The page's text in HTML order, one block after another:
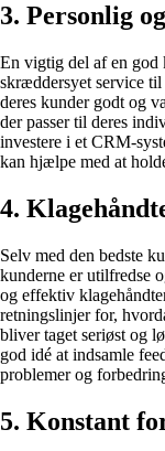
3. Personlig
En vigtig del af en god
skræddersyet service
deres kunder godt og
der passer til deres
investere i et CRM-
kan hjælpe med at
4.
Selv med den bedste
kunderne er utilfredse
og effektiv
retningslinjer for,
bliver taget seriøst og
god idé at indsamle
problemer og
5. Konstant